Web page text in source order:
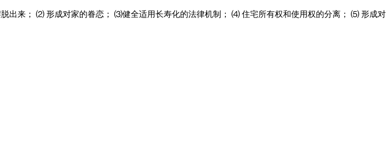
出来； ⑵ 形成对家的眷恋； ⑶健全适用长寿化的法律机制； ⑷ 住宅所有权和使用权的分离； ⑸ 形成对